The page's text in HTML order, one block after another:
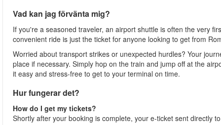
Vad kan jag förvänta mig?
If you're a seasoned traveler, an airport shuttle is often the very
convenient ride is just the ticket for anyone looking to get from
Worried about transport strikes or unexpected hurdles? Your
place if necessary. Simply hop on the train and jump off at the
it easy and stress-free to get to your terminal on time.
Hur fungerar det?
How do I get my tickets?
Shortly after your booking is complete, your e-ticket sent directly